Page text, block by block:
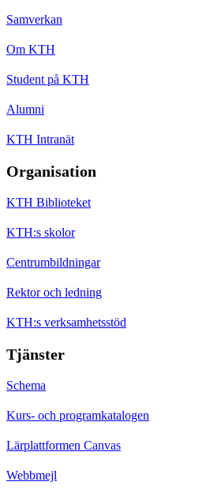
Samverkan
Om KTH
Student på KTH
Alumni
KTH Intranät
Organisation
KTH Biblioteket
KTH:s skolor
Centrumbildningar
Rektor och ledning
KTH:s verksamhetsstöd
Tjänster
Schema
Kurs- och programkatalogen
Lärplattformen Canvas
Webbmejl